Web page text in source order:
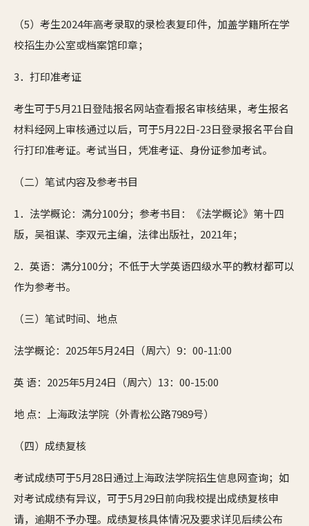
（5）考生2024年高考录取的录检表复印件，加盖学籍所在学
校招生办公室或档案馆印章；
3．打印准考证
考生可于5月21日登陆报名网站查看报名审核结果，考生报名
材料经网上审核通过以后，可于5月22日-23日登录报名平台自
行打印准考证。考试当日，凭准考证、身份证参加考试。
（二）笔试内容及参考书目
1．法学概论：满分100分；参考书目：《法学概论》第十四
版，吴祖谋、李双元主编，法律出版社，2021年；
2．英语：满分100分；不低于大学英语四级水平的教材都可以
作为参考书。
（三）笔试时间、地点
法学概论：2025年5月24日（周六）9：00-11:00
英 语：2025年5月24日（周六）13：00-15:00
地 点：上海政法学院（外青松公路7989号）
（四）成绩复核
考试成绩可于5月28日通过上海政法学院招生信息网查询；如
对考试成绩有异议，可于5月29日前向我校提出成绩复核申
请，逾期不予办理。成绩复核具体情况及要求详见后续公布